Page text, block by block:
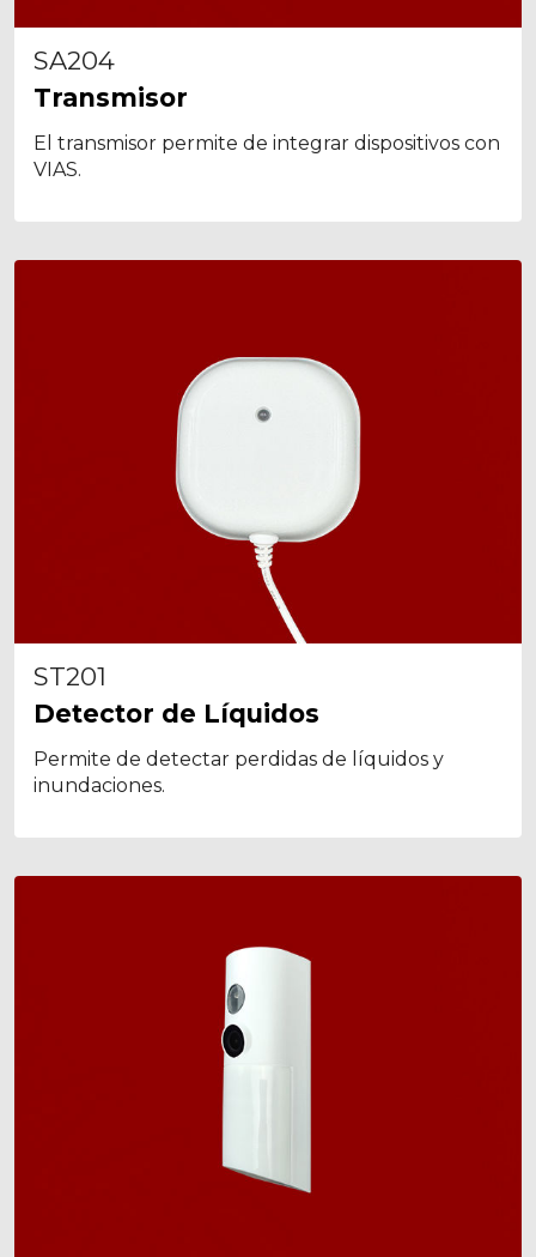
SA204
Transmisor
El transmisor permite de integrar dispositivos con
VIAS.
ST201
Detector de Líquidos
Permite de detectar perdidas de líquidos y
inundaciones.